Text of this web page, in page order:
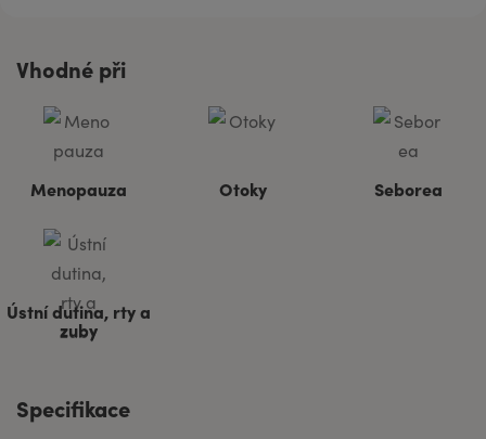
Vhodné při
Menopauza Otoky Seborea
Ústní dutina, rty a
zuby
Specifikace